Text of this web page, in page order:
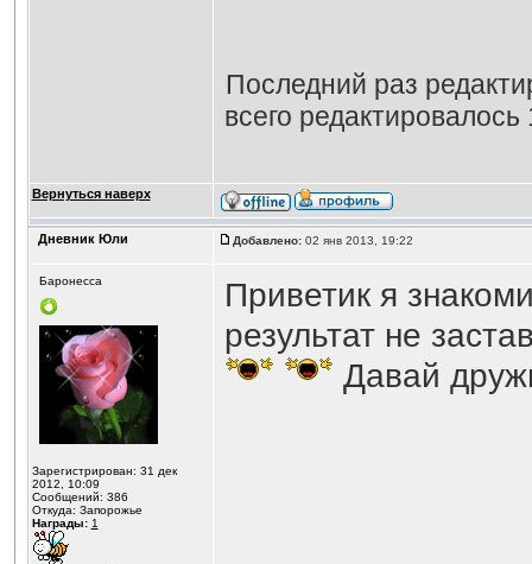
Последний раз
всего редактировалось
Вернуться наверх
Дневник Юли Добавлено:02 янв 2013, 19:22
Баронесса
Зарегистрирован: 31 дек
2012, 10:09
Сообщений: 386
Откуда: Запорожье
Награды: 1
Приветик я
результат не
Давай